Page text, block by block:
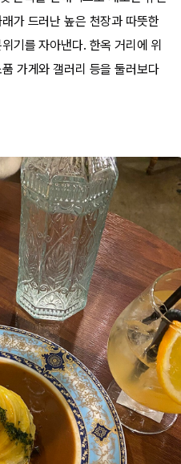
가 드러난 높은 천장과 따뜻한
기를 자아낸다. 한옥 거리에 위
가게와 갤러리 등을 둘러보다